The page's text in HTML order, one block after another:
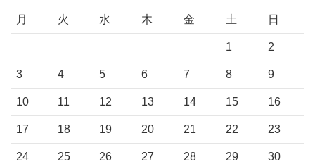
月 火 水 木 金 土 日
1 2
3 4 5 6 7 8 9
10 11 12 13 14 15 16
17 18 19 20 21 22 23
24 25 26 27 28 29 30